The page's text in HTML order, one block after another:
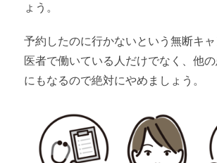
ょう。
予約したのに行かないという無断キ
医者で働いている人だけでなく、他
にもなるので絶対にやめましょう。